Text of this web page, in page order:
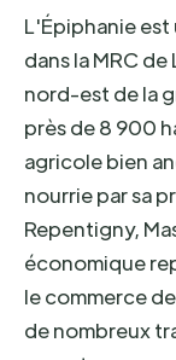
L'Épiphanie est
dans la MRC
nord-est de la
près de 8 900
agricole bien
nourrie par sa
Repentigny,
économique
le commerce
de nombreux